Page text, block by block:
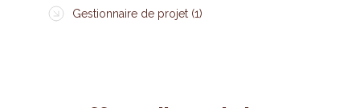
Gestionnaire de projet (1)